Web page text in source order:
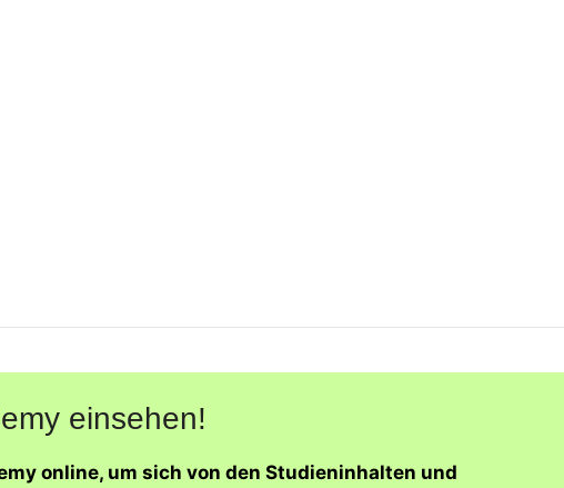
einsehen!
online, um sich von den Studieninhalten und